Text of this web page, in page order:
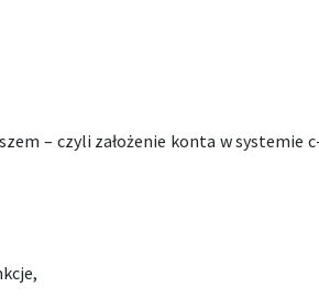
– czyli założenie konta w systemie